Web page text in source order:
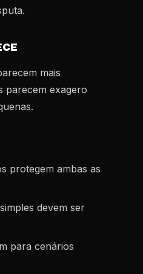
mais
parecem exagero
protegem ambas as
devem ser
para cenários